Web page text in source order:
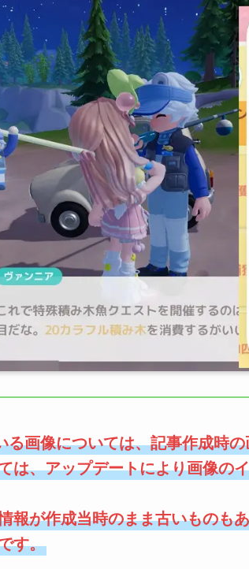
る画像については、記事作成時
は、アップデートにより画像の
報が作成当時のまま古いものも
す。